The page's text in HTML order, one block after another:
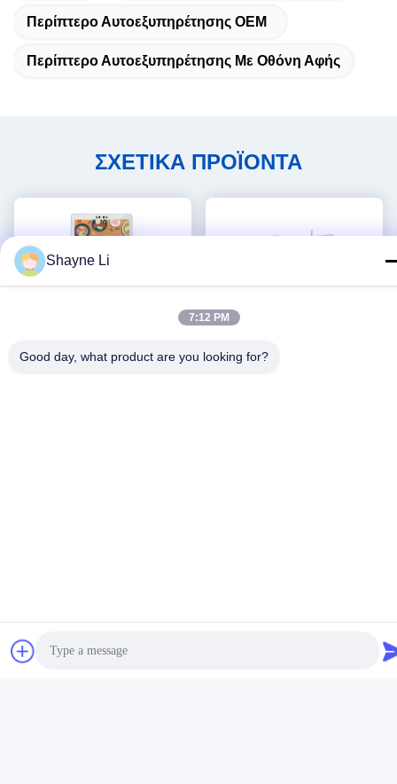
Περίπτερο Αυτοεξυπηρέτησης OEM
Περίπτερο Αυτοεξυπηρέτησης Με Οθόνη Αφής
ΣΧΕΤΙΚΑ ΠΡΟΪΟΝΤΑ
Shayne Li
7:12 PM
Good day, what product are you looking for?